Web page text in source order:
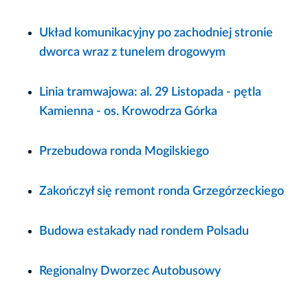
Układ komunikacyjny po zachodniej stronie
dworca wraz z tunelem drogowym
Linia tramwajowa: al. 29 Listopada - pętla
Kamienna - os. Krowodrza Górka
Przebudowa ronda Mogilskiego
Zakończył się remont ronda Grzegórzeckiego
Budowa estakady nad rondem Polsadu
Regionalny Dworzec Autobusowy